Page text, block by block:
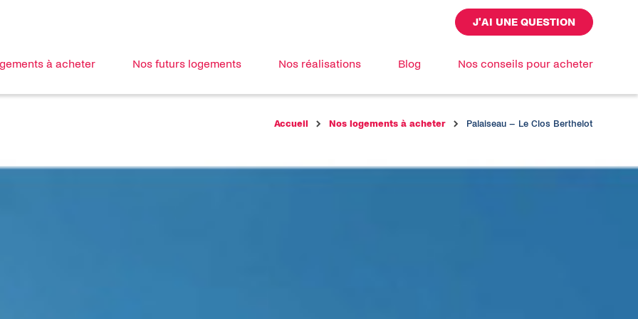
J'AI UNE QUESTION
à acheter Nos futurs logements Nos réalisations Blog Nos conseils pour acheter
Accueil Nos logements à acheter Palaiseau – Le Clos Berthelot